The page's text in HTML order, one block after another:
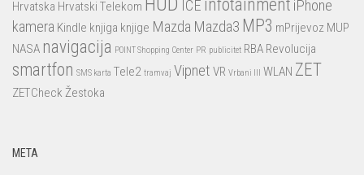
Hrvatska Hrvatski Telekom ICE infotainment iPhone
kamera Kindle knjiga knjige Mazda Mazda3 MP3 mPrijevoz MUP
NASA navigacija POINT Shopping Center PR publicitet RBA Revolucija
smartfon SMS karta Tele2 tramvaj Vipnet VR Vrbani III WLAN ZET
ZETCheck Žestoka
META